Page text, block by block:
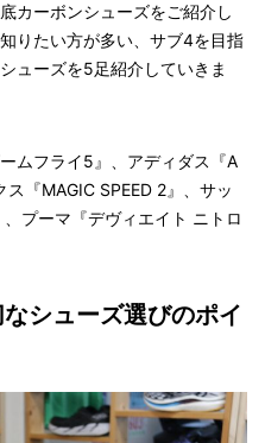
カーボンシューズをご紹介し
りたい方が多い、サブ4を目指
ューズを5足紹介していきま
ムフライ5』、アディダス『A
『MAGIC SPEED 2』、サッ
プーマ『デヴィエイト ニトロ
シューズ選びのポイ